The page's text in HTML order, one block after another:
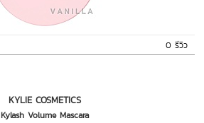
0 รีวิว
KYLIE COSMETICS
Kylash Volume Mascara